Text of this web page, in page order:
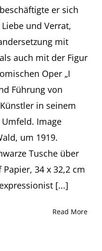
er sich
und Verrat,
mit
auch mit der Figur
Oper „I
Führung von
in seinem
Image
um 1919.
Tusche über
34 x 32,2 cm
[...]
Read More